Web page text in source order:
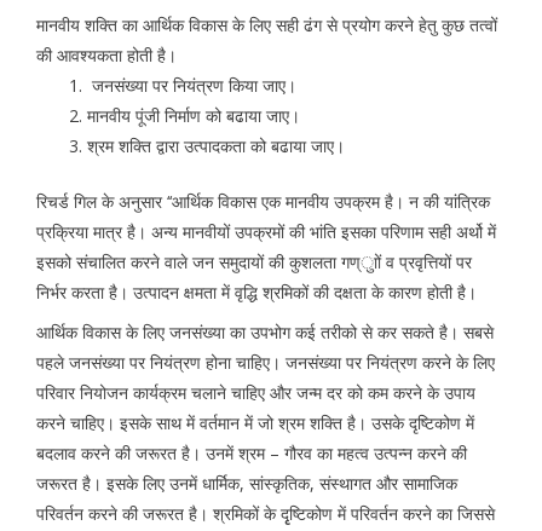
मानवीय शक्ति का आर्थिक विकास के लिए सही ढंग से प्रयोग करने हेतु कुछ तत्वों
की आवश्यकता होती है।
जनसंख्या पर नियंत्रण किया जाए।
मानवीय पूंजी निर्माण को बढाया जाए।
श्रम शक्ति द्वारा उत्पादकता को बढाया जाए।
रिचर्ड गिल के अनुसार ‘‘आर्थिक विकास एक मानवीय उपक्रम है। न की यांत्रिक
प्रक्रिया मात्र है। अन्य मानवीयों उपक्रमों की भांति इसका परिणाम सही अर्थो में
इसको संचालित करने वाले जन समुदायों की कुशलता गण्ुाों व प्रवृत्तियों पर
निर्भर करता है। उत्पादन क्षमता में वृद्धि श्रमिकों की दक्षता के कारण होती है।
आर्थिक विकास के लिए जनसंख्या का उपभोग कई तरीको से कर सकते है। सबसे
पहले जनसंख्या पर नियंत्रण होना चाहिए। जनसंख्या पर नियंत्रण करने के लिए
परिवार नियोजन कार्यक्रम चलाने चाहिए और जन्म दर को कम करने के उपाय
करने चाहिए। इसके साथ में वर्तमान में जो श्रम शक्ति है। उसके दृष्टिकोण में
बदलाव करने की जरूरत है। उनमें श्रम – गौरव का महत्व उत्पन्न करने की
जरूरत है। इसके लिए उनमें धार्मिक, सांस्कृतिक, संस्थागत और सामाजिक
परिवर्तन करने की जरूरत है। श्रमिकों के दृृष्टिकोण में परिवर्तन करने का जिससे